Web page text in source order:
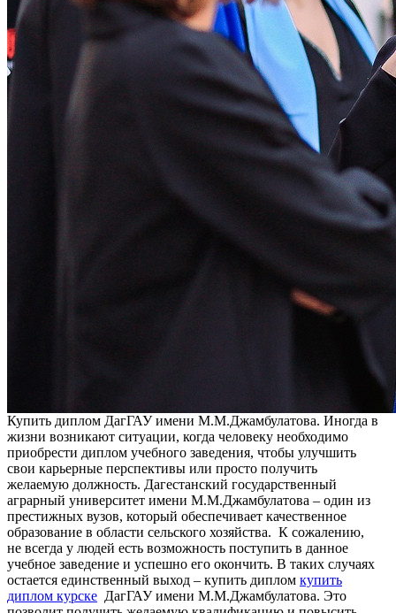
Купить диплом ДагГАУ имени М.М.Джамбулатова. Иногда в
жизни возникают ситуации, когда человеку необходимо
приобрести диплом учебного заведения, чтобы улучшить
свои карьерные перспективы или просто получить
желаемую должность. Дагестанский государственный
аграрный университет имени М.М.Джамбулатова – один из
престижных вузов, который обеспечивает качественное
образование в области сельского хозяйства. К сожалению,
не всегда у людей есть возможность поступить в данное
учебное заведение и успешно его окончить. В таких случаях
остается единственный выход – купить диплом купить
диплом курске ДагГАУ имени М.М.Джамбулатова. Это